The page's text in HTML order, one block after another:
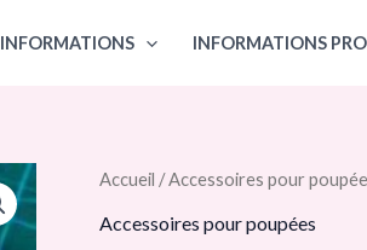
INFORMATIONS INFORMATIONS
Accueil /Accessoires pour
Accessoires pour poupées
quantité
de